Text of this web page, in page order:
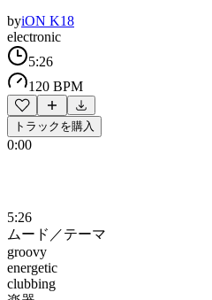
byiON K18
electronic
5:26
120 BPM
トラックを購入
0:00
5:26
ムード／テーマ
groovy
energetic
clubbing